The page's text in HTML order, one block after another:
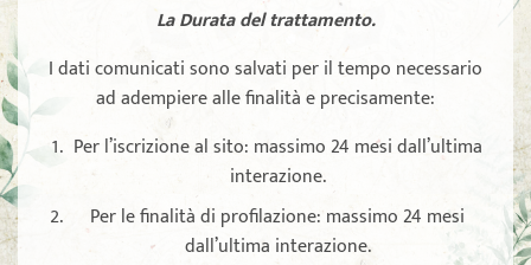
La Durata del trattamento.
I dati comunicati sono salvati per il tempo necessario
ad adempiere alle finalità e precisamente:
Per l’iscrizione al sito: massimo 24 mesi dall’ultima
interazione.
Per le finalità di profilazione: massimo 24 mesi
dall’ultima interazione.